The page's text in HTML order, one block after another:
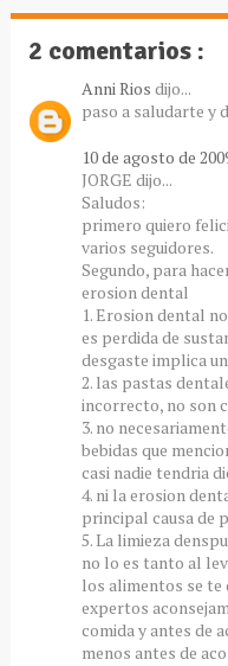
2 comentarios :
Anni Rios dijo...
paso a saludarte y
10 de agosto de
JORGE dijo...
Saludos:
primero quiero
varios seguidores.
Segundo, para
erosion dental
1. Erosion dental
es perdida de
desgaste implica
2. las pastas
incorrecto, no son
3. no
bebidas que
casi nadie tendria
4. ni la erosion
principal causa de
5. La limieza
no lo es tanto al
los alimentos se te
expertos
comida y antes de
menos antes de